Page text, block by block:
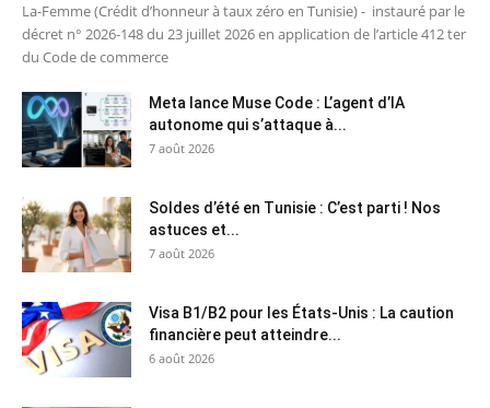
La-Femme (Crédit d’honneur à taux zéro en Tunisie) - instauré par le
décret n° 2026-148 du 23 juillet 2026 en application de l’article 412 ter
du Code de commerce
Meta lance Muse Code : L’agent d’IA
autonome qui s’attaque à...
7 août 2026
Soldes d’été en Tunisie : C’est parti ! Nos
astuces et...
7 août 2026
Visa B1/B2 pour les États-Unis : La caution
financière peut atteindre...
6 août 2026